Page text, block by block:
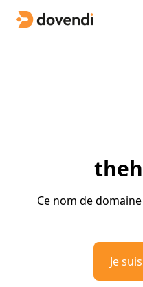
Ce nom de
Je